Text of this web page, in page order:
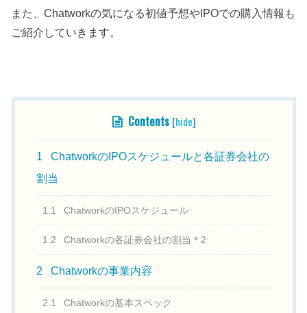
また、Chatworkの気になる初値予想やIPOでの購入情報も
ご紹介していきます。
Contents [hide]
1
ChatworkのIPOスケジュールと各証券会社の
割当
1.1 ChatworkのIPOスケジュール
1.2 Chatworkの各証券会社の割当＊2
2 Chatworkの事業内容
2.1 Chatworkの基本スペック